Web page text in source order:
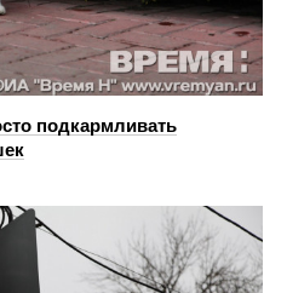
подкармливать